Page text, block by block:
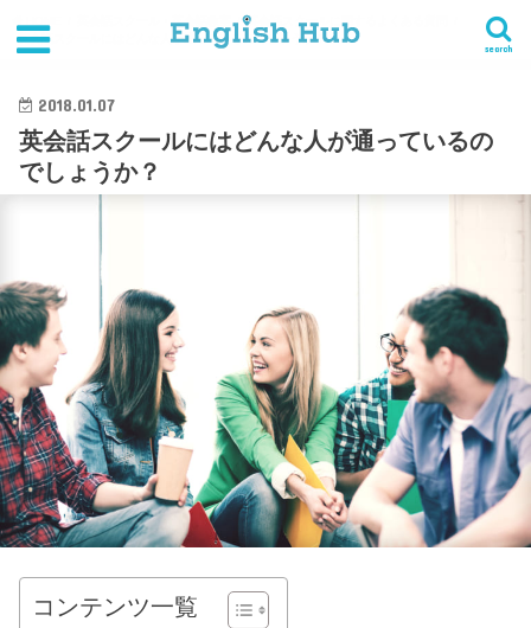
search
英会話スクール・英会話教室
英会話スクールに関するよくある質問
英会話スクールにはどんな人が通っているのでしょうか？
2018.01.07
英会話スクールにはどんな人が通っているの
でしょうか？
コンテンツ一覧